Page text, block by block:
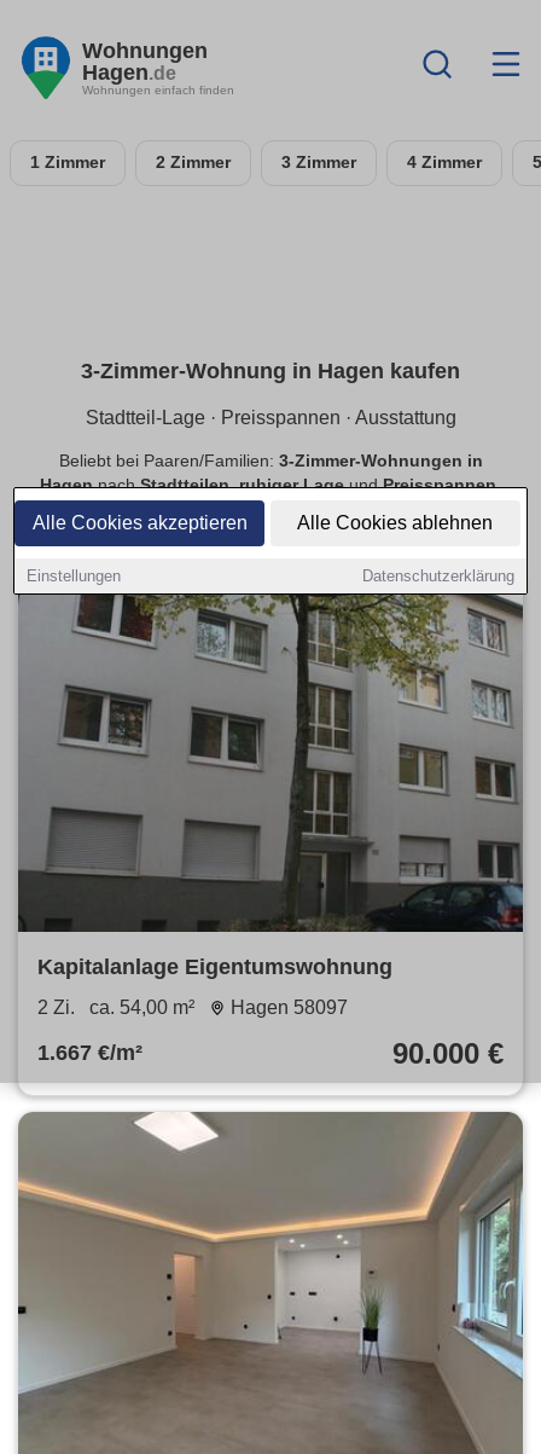
Alle Cookies akzeptieren Alle Cookies ablehnen
Einstellungen Datenschutzerklärung
Wohnungen
Hagen.de
Wohnungen einfach finden
1 Zimmer 2 Zimmer 3 Zimmer 4 Zimmer
3-Zimmer-Wohnung in Hagen kaufen
Stadtteil-Lage · Preisspannen · Ausstattung
Beliebt bei Paaren/Familien: 3-Zimmer-Wohnungen in
HagennachStadtteilen,ruhiger LageundPreisspannen.
Tiefgarage
Kapitalanlage Eigentumswohnung
2 Zi. ca. 54,00 m² Hagen 58097
1.667 €/m² 90.000 €